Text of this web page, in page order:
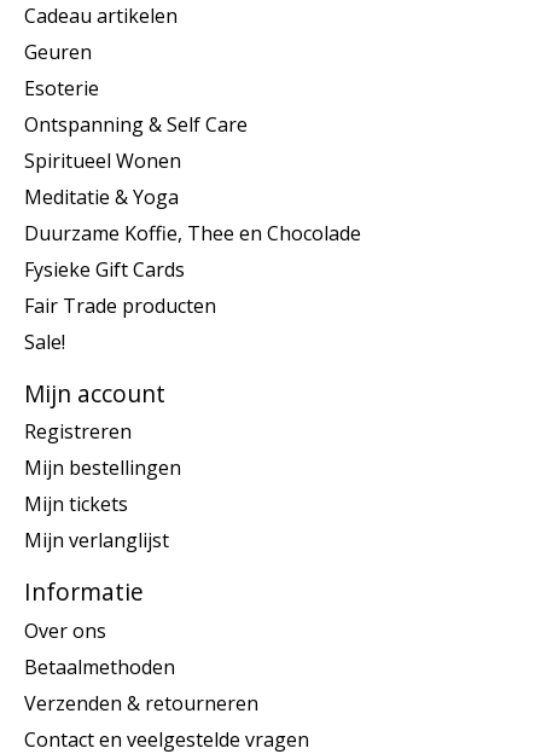
Cadeau artikelen
Geuren
Esoterie
Ontspanning & Self Care
Spiritueel Wonen
Meditatie & Yoga
Duurzame Koffie, Thee en Chocolade
Fysieke Gift Cards
Fair Trade producten
Sale!
Mijn account
Registreren
Mijn bestellingen
Mijn tickets
Mijn verlanglijst
Informatie
Over ons
Betaalmethoden
Verzenden & retourneren
Contact en veelgestelde vragen